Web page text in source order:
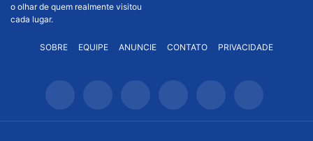
o olhar de quem realmente visitou
cada lugar.
SOBRE EQUIPE ANUNCIE CONTATO PRIVACIDADE